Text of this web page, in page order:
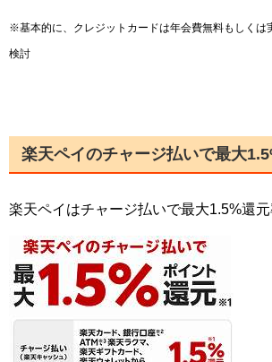
※基本的に、クレジットカードは年会費無料もしくは
検討
楽天ペイのチャージ払いで最大
楽天ペイはチャージ払いで最大1.5%還元